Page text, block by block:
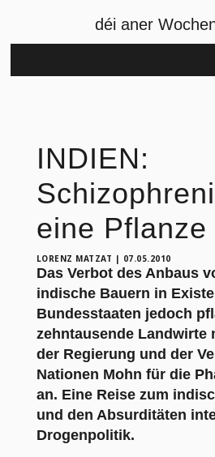
déi aner
INDIEN:
eine Pflanze
LORENZ MATZAT | 07.05.2010
Das Verbot des Anbaus
indische Bauern in
Bundesstaaten jedoch
zehntausende Landwirte
der Regierung und der
Nationen Mohn für die
an. Eine Reise zum
und den Absurditäten
Drogenpolitik.